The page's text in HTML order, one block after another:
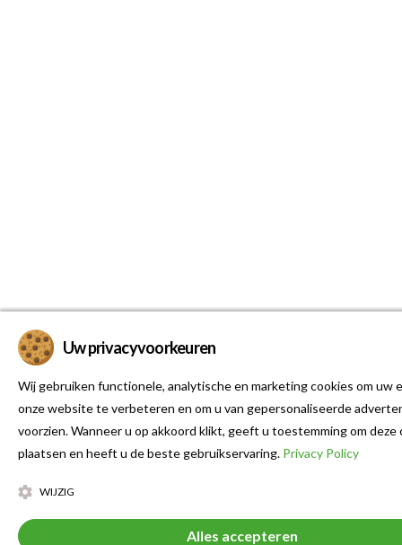
Uw privacyvoorkeuren
Wij gebruiken functionele, analytische en marketing cookies om uw
onze website te verbeteren en om u van gepersonaliseerde
voorzien. Wanneer u op akkoord klikt, geeft u toestemming om deze
plaatsen en heeft u de beste gebruikservaring. Privacy Policy
WIJZIG
Alles accepteren